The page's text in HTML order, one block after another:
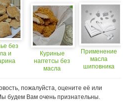
без
и
Куриные
наггетсы без
масла
Применение
масла
шиповника
пожалуйста, оцените её или
будем Вам очень признательны.